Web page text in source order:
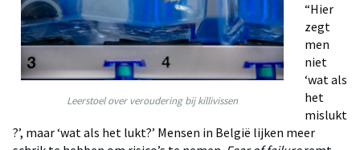
Leerstoel over veroudering bij killivissen
“Hier
zegt
men
niet
‘wat als
het
mislukt
?’, maar ‘wat als het lukt?’ Mensen in België lijken meer